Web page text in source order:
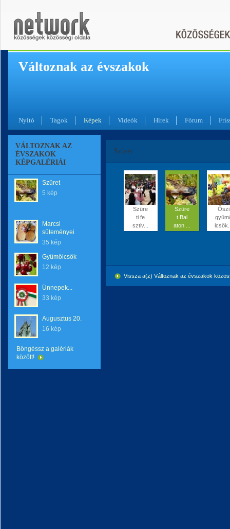
Változnak az évszakok
Nyitó Tagok Képek Videók Hírek Fórum
VÁLTOZNAK AZ
ÉVSZAKOK
KÉPGALÉRIÁI
Szüret
5 kép
Marcsi
süteményei
35 kép
Gyümölcsök
12 kép
Ünnepek...
33 kép
Augusztus 20.
16 kép
Böngéssz a galériák
között!
Szüret
Szüre
ti fe
sztiv...
Szüre
t Bal
aton ...
Őszi
Vissza a(z) Változnak az évszakok